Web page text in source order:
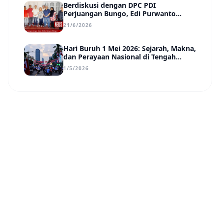
Berdiskusi dengan DPC PDI
Perjuangan Bungo, Edi Purwanto
Uraikan Poin-Poin Urgensi yang Perlu
Disadari Pemimpin Daerah
21/6/2026
Hari Buruh 1 Mei 2026: Sejarah, Makna,
dan Perayaan Nasional di Tengah
Tantangan Era Digital
1/5/2026